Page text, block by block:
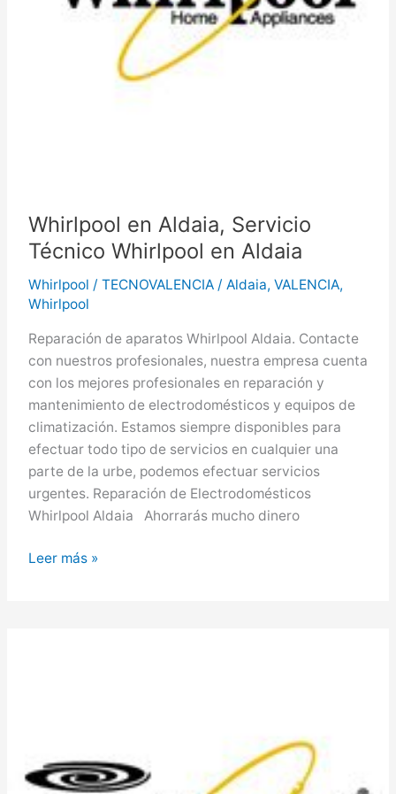
Whirlpool en Aldaia, Servicio
Técnico Whirlpool en Aldaia
Whirlpool / TECNOVALENCIA / Aldaia, VALENCIA,
Whirlpool
Reparación de aparatos Whirlpool Aldaia. Contacte
con nuestros profesionales, nuestra empresa cuenta
con los mejores profesionales en reparación y
mantenimiento de electrodomésticos y equipos de
climatización. Estamos siempre disponibles para
efectuar todo tipo de servicios en cualquier una
parte de la urbe, podemos efectuar servicios
urgentes. Reparación de Electrodomésticos
Whirlpool Aldaia Ahorrarás mucho dinero
Whirlpool
Leer más »